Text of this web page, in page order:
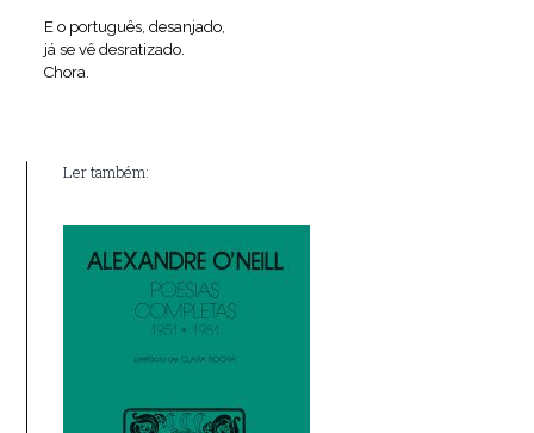
E o português, desanjado,
já se vê desratizado.
Chora.
Ler também: